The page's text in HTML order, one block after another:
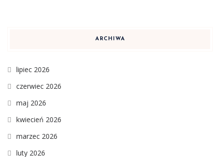
ARCHIWA
lipiec 2026
czerwiec 2026
maj 2026
kwiecień 2026
marzec 2026
luty 2026